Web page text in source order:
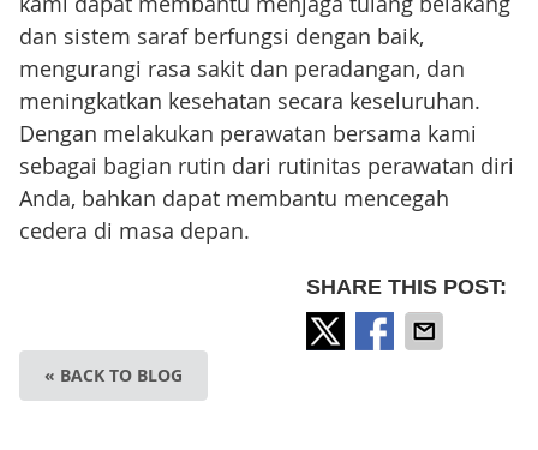
dan sistem saraf berfungsi dengan baik,
mengurangi rasa sakit dan peradangan, dan
meningkatkan kesehatan secara keseluruhan.
Dengan melakukan perawatan bersama kami
sebagai bagian rutin dari rutinitas perawatan diri
Anda, bahkan dapat membantu mencegah
cedera di masa depan.
SHARE THIS POST:
« BACK TO BLOG